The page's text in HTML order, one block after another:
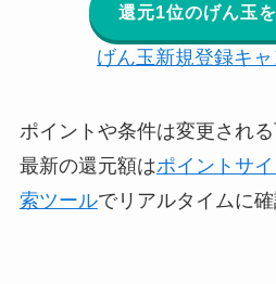
還元1位のげん玉
げん玉新規登録キ
ポイントや条件は変更される
最新の還元額はポイントサ
索ツールでリアルタイムに確